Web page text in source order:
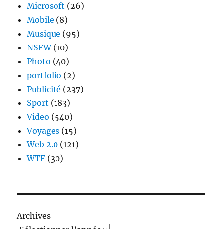
Microsoft (26)
Mobile (8)
Musique (95)
NSFW(10)
Photo (40)
portfolio (2)
Publicité (237)
Sport (183)
Video (540)
Voyages (15)
Web 2.0 (121)
WTF (30)
Archives